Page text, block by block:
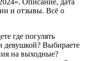
Описание, дата
и отзывы. Всё о
где погулять
девушкой? Выбираете
на выходные?